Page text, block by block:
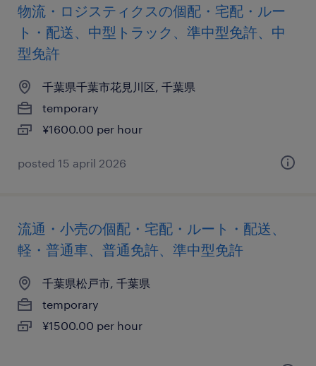
物流・ロジスティクスの個配・宅配・ルー
ト・配送、中型トラック、準中型免許、中
型免許
千葉県千葉市花見川区, 千葉県
temporary
¥1600.00 per hour
posted 15 april 2026
流通・小売の個配・宅配・ルート・配送、
軽・普通車、普通免許、準中型免許
千葉県松戸市, 千葉県
temporary
¥1500.00 per hour